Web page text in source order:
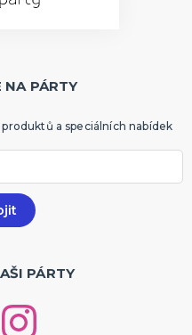
NA PÁRTY
a speciálních nabídek
PÁRTY